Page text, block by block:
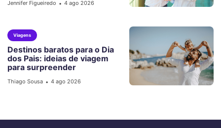
Jennifer Figueiredo • 4 ago 2026
Viagens
Destinos baratos para o Dia
dos Pais: ideias de viagem
para surpreender
Thiago Sousa • 4 ago 2026